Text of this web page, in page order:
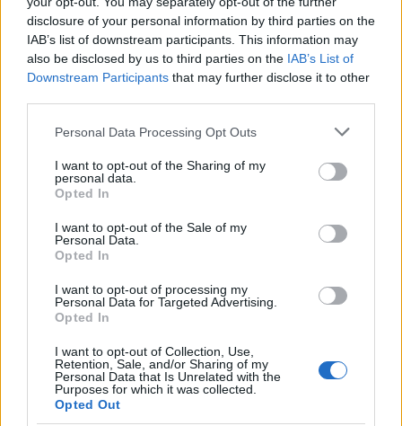
disclosure of your personal information by third parties on the
IAB’s list of downstream participants. This information may
also be disclosed by us to third parties on the IAB’s List of
Downstream Participants that may further disclose it to other
Please note that this website/app uses one or more Google
not limited to your visit or usage behaviour. You may click to
grant or deny consent to Google and its third-party tags to
use your data for below specified purposes in below Google
consent section.
Personal Data Processing Opt Outs
I want to opt-out of the Sharing of my
personal data.
Opted In
I want to opt-out of the Sale of my
Personal Data.
Opted In
I want to opt-out of processing my
Personal Data for Targeted Advertising.
Opted In
I want to opt-out of Collection, Use,
Retention, Sale, and/or Sharing of my
Personal Data that Is Unrelated with the
Purposes for which it was collected.
Opted Out
Urbán András Társulat Drakulája, valamint a La
chute de Belzebub című, nemzetközi stábbal készülő
szólóprodukció a vajdasági művész,Döbrei Dénes
előadásában az egyesület finanszírozásában készül.
Danyil Harmsz projekt című előadással. Terveink
rendezésében, David Yengibarjan és Fábri Géza
zenéjével bábszínpadra álmodott örmény legendát,
előadást, melynek bemutatójára - ugyancsak a
MASZK Egyesület
Kísérőprogramjaink változatosak: a szegediek
naponta láthatnak utcaszínházi előadást,
szórakoztatásukról - egyfajta szakmai gyakorlatként
- a szentesiHorváth Mihály Gimnázium
irodalmi-
drámai tagozatának végzősei gondoskodnak, Keserű
Imre és Szurmik Zoltán drámatanárok vezetésével.